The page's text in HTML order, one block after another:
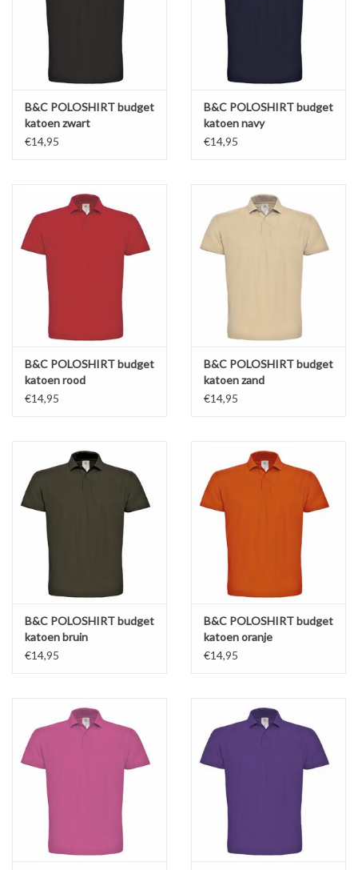
B&C POLOSHIRT budget
katoen zwart
€14,95
B&C POLOSHIRT budget
katoen navy
€14,95
B&C POLOSHIRT budget
katoen rood
€14,95
B&C POLOSHIRT budget
katoen zand
€14,95
B&C POLOSHIRT budget
katoen bruin
€14,95
B&C POLOSHIRT budget
katoen oranje
€14,95